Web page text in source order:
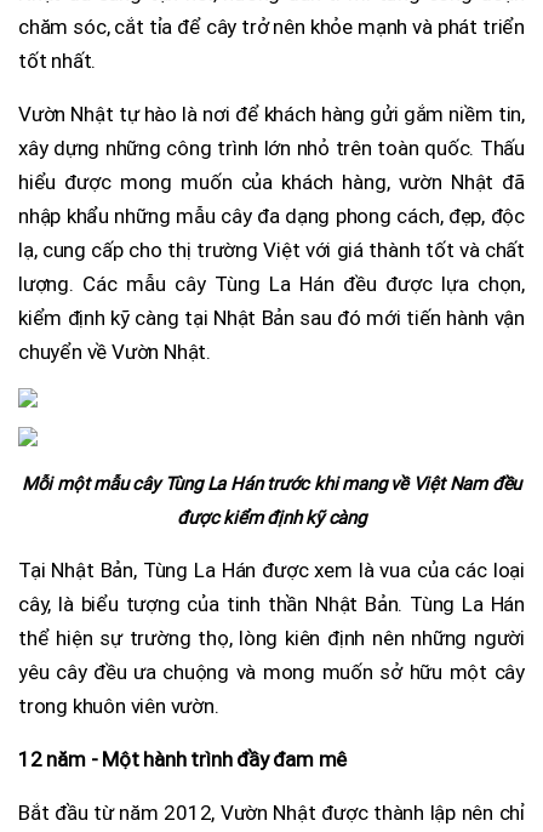
chăm sóc, cắt tỉa để cây trở nên khỏe mạnh và phát triển
tốt nhất.
Vườn Nhật tự hào là nơi để khách hàng gửi gắm niềm tin,
xây dựng những công trình lớn nhỏ trên toàn quốc. Thấu
hiểu được mong muốn của khách hàng, vườn Nhật đã
nhập khẩu những mẫu cây đa dạng phong cách, đẹp, độc
lạ, cung cấp cho thị trường Việt với giá thành tốt và chất
lượng. Các mẫu cây Tùng La Hán đều được lựa chọn,
kiểm định kỹ càng tại Nhật Bản sau đó mới tiến hành vận
chuyển về Vườn Nhật.
Mỗi một mẫu cây Tùng La Hán trước khi mang về Việt Nam đều
được kiểm định kỹ càng
Tại Nhật Bản, Tùng La Hán được xem là vua của các loại
cây, là biểu tượng của tinh thần Nhật Bản. Tùng La Hán
thể hiện sự trường thọ, lòng kiên định nên những người
yêu cây đều ưa chuộng và mong muốn sở hữu một cây
trong khuôn viên vườn.
12 năm - Một hành trình đầy đam mê
Bắt đầu từ năm 2012, Vườn Nhật được thành lập nên chỉ